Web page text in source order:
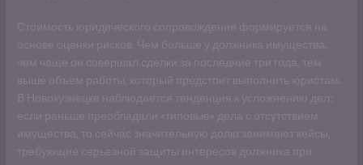
Стоимость юридического сопровождения формируется на
основе оценки рисков. Чем больше у должника имущества,
чем чаще он совершал сделки за последние три года, тем
выше объем работы, который предстоит выполнить юристам.
В Новокузнецке наблюдается тенденция к усложнению дел:
если раньше преобладали «типовые» дела с отсутствием
имущества, то сейчас значительную долю занимают кейсы,
требующие серьезной защиты интересов должника при